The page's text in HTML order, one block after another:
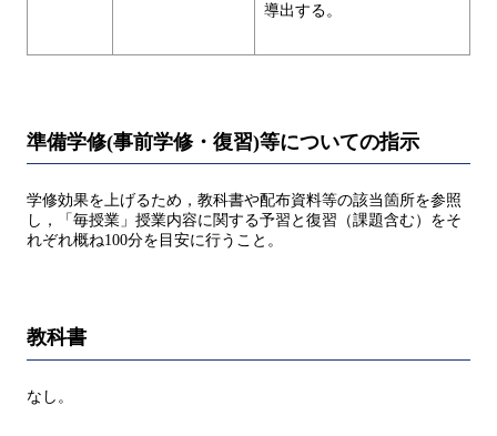
導出する。
準備学修(事前学修・復習)等についての指示
学修効果を上げるため，教科書や配布資料等の該当箇所を参照
し，「毎授業」授業内容に関する予習と復習（課題含む）をそ
れぞれ概ね100分を目安に行うこと。
教科書
なし。